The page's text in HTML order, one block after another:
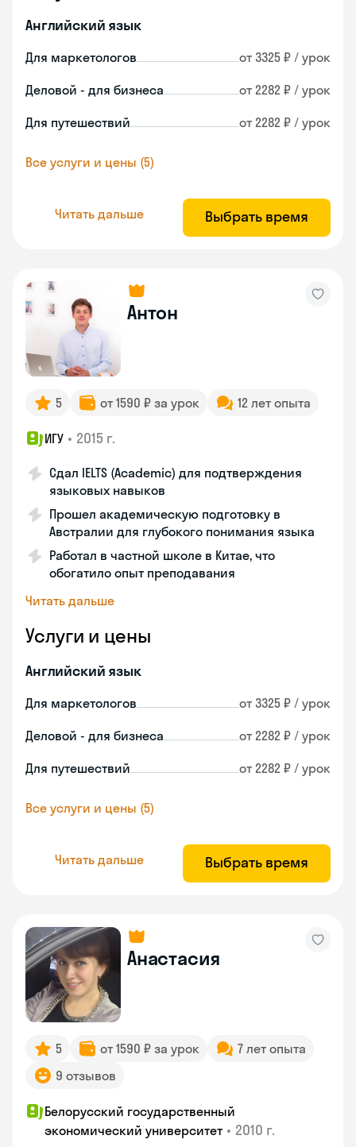
Английский язык
Для маркетологов от 3325 ₽ / урок
Деловой - для бизнеса от 2282 ₽ / урок
Для путешествий от 2282 ₽ / урок
Все услуги и цены (5)
Читать дальше Выбрать время
Антон
5 от 1590 ₽ за урок 12 лет опыта
ИГУ • 2015 г.
Сдал IELTS (Academic) для подтверждения
языковых навыков
Прошел академическую подготовку в
Австралии для глубокого понимания языка
Работал в частной школе в Китае, что
обогатило опыт преподавания
Читать дальше
Услуги и цены
Английский язык
Для маркетологов от 3325 ₽ / урок
Деловой - для бизнеса от 2282 ₽ / урок
Для путешествий от 2282 ₽ / урок
Все услуги и цены (5)
Читать дальше Выбрать время
Анастасия
5 от 1590 ₽ за урок
7 лет опыта
9 отзывов
Белорусский государственный
экономический университет • 2010 г.